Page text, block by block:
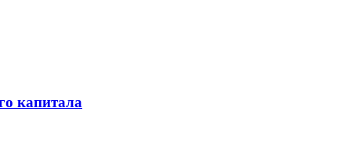
капитала